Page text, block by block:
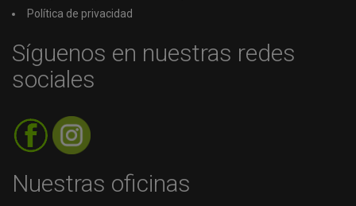
Política de privacidad
Síguenos en nuestras redes
sociales
Nuestras oficinas